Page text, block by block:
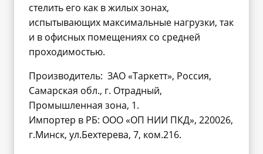
стелить его как в жилых зонах,
испытывающих максимальные нагрузки, так
и в офисных помещениях со средней
проходимостью.
Производитель: ЗАО «Таркетт», Россия,
Самарская обл., г. Отрадный,
Промышленная зона, 1.
Импортер в РБ: ООО «ОП НИИ ПКД», 220026,
г.Минск, ул.Бехтерева, 7, ком.216.